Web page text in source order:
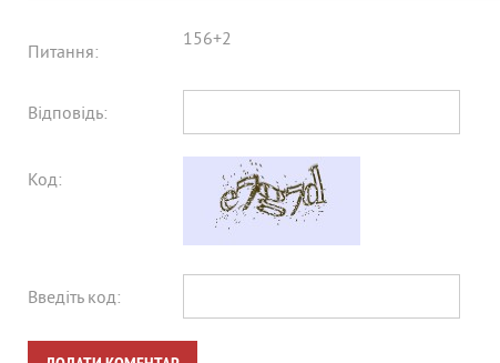
Питання:
156+2
Відповідь:
Код:
Введіть код: